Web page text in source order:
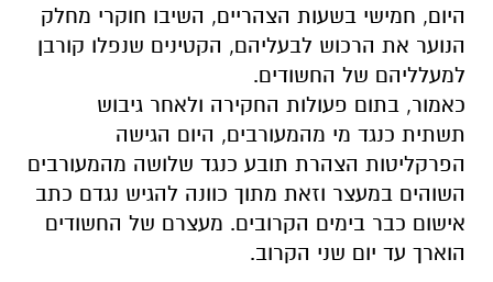
היום, חמישי בשעות הצהריים, השיבו חוקרי מחלק
הנוער את הרכוש לבעליהם, הקטינים שנפלו קורבן
למעלליהם של החשודים.
כאמור, בתום פעולות החקירה ולאחר גיבוש
תשתית כנגד מי מהמעורבים, היום הגישה
הפרקליטות הצהרת תובע כנגד שלושה מהמעורבים
השוהים במעצר וזאת מתוך כוונה להגיש נגדם כתב
אישום כבר בימים הקרובים. מעצרם של החשודים
הוארך עד יום שני הקרוב.